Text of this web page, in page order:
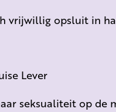
vrijwillig opsluit in
Lever
seksualiteit op de